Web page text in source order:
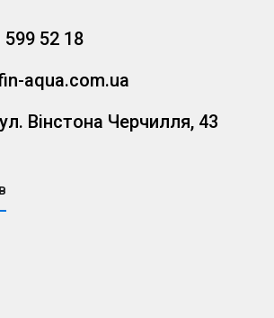
52 18
aqua.com.ua
Вінстона Черчилля, 43